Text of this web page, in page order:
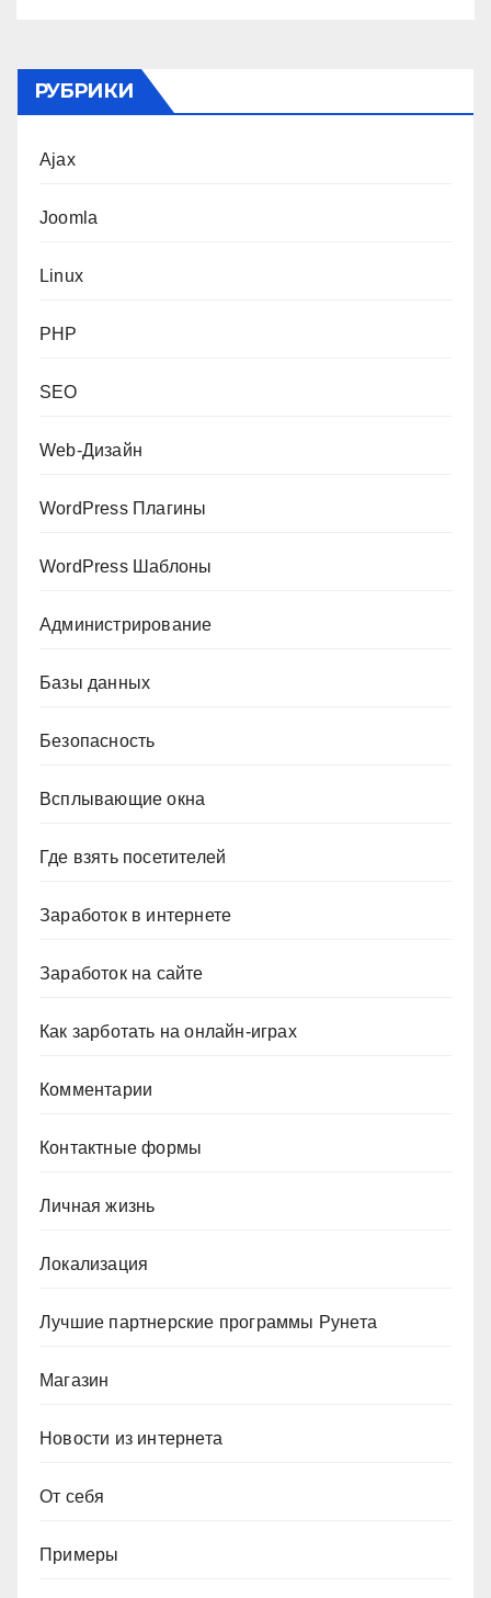
РУБРИКИ
Ajax
Joomla
Linux
PHP
SEO
Web-Дизайн
WordPress Плагины
WordPress Шаблоны
Администрирование
Базы данных
Безопасность
Всплывающие окна
Где взять посетителей
Заработок в интернете
Заработок на сайте
Как зарботать на онлайн-играх
Комментарии
Контактные формы
Личная жизнь
Локализация
Лучшие партнерские программы Рунета
Магазин
Новости из интернета
От себя
Примеры